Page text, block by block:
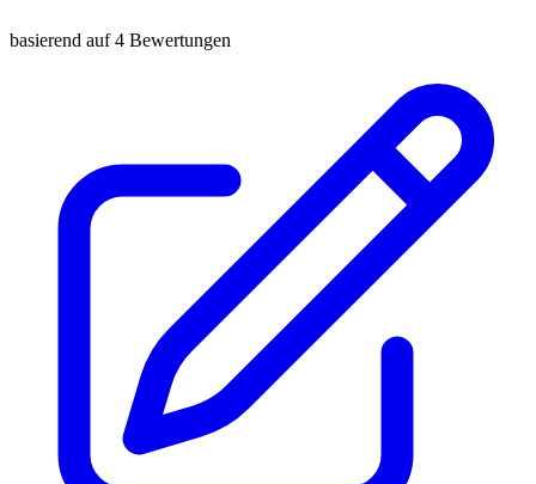
basierend auf 4 Bewertungen